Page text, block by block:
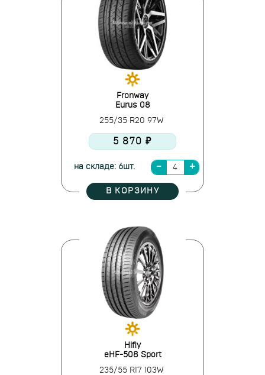
Fronway
Eurus 08
255/35 R20 97W
5 870 ₽
на складе: 6шт.
В КОРЗИНУ
Hifly
eHF-508 Sport
235/55 R17 103W